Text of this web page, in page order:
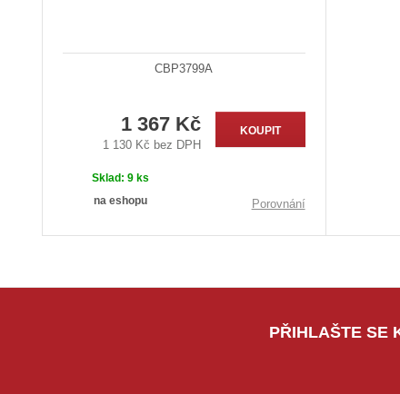
CBP3799A
1 367 Kč
1 130 Kč bez DPH
KOUPIT
Sklad:9 ks
na eshopu
Porovnání
PŘIHLAŠTE SE